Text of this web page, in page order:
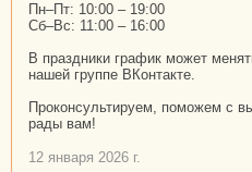
Пн–Пт: 10:00 – 19:00
Сб–Вс: 11:00 – 16:00
В праздники график может
нашей группе ВКонтакте.
Проконсультируем, поможем с
рады вам!
12 января 2026 г.